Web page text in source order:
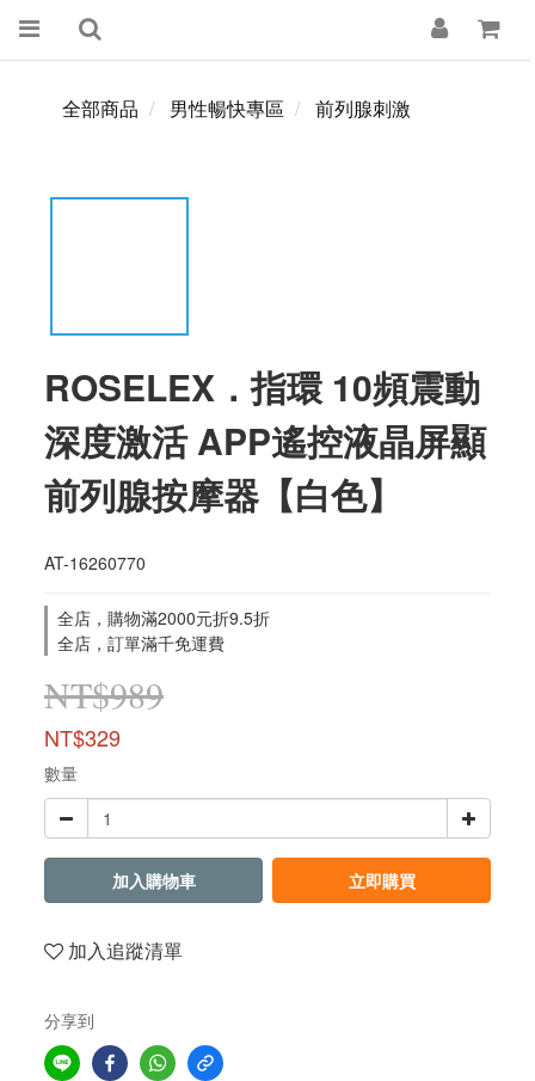
全部商品 男性暢快專區 前列腺刺激
ROSELEX．指環 10頻震動
深度激活 APP遙控液晶屏顯
前列腺按摩器【白色】
AT-16260770
全店，購物滿2000元折9.5折
全店，訂單滿千免運費
NT$989
NT$329
數量
加入購物車 立即購買
加入追蹤清單
分享到